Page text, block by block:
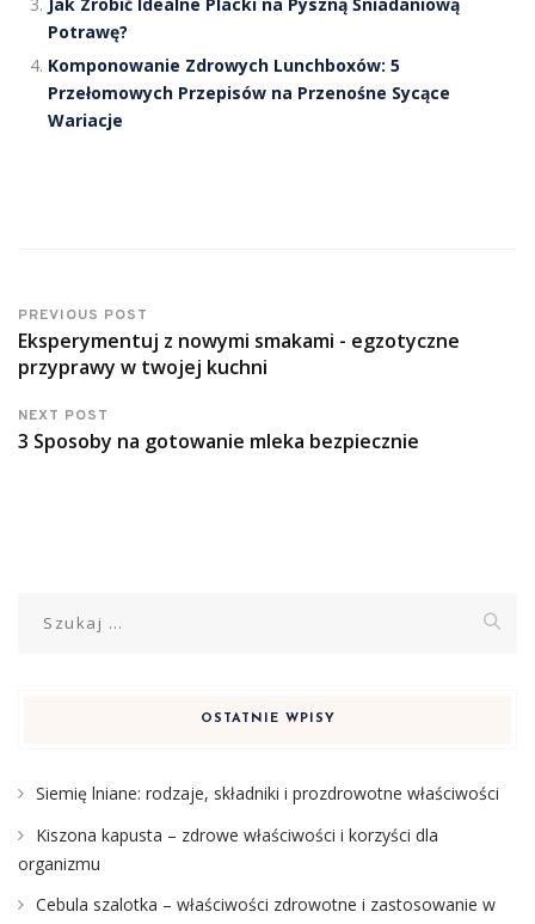
Potrawę?
Komponowanie Zdrowych Lunchboxów: 5
Przełomowych Przepisów na Przenośne Sycące
Wariacje
PREVIOUS POST
Eksperymentuj z nowymi smakami - egzotyczne
przyprawy w twojej kuchni
NEXT POST
3 Sposoby na gotowanie mleka bezpiecznie
OSTATNIE WPISY
Siemię lniane: rodzaje, składniki i prozdrowotne właściwości
Kiszona kapusta – zdrowe właściwości i korzyści dla
organizmu
Cebula szalotka – właściwości zdrowotne i zastosowanie w